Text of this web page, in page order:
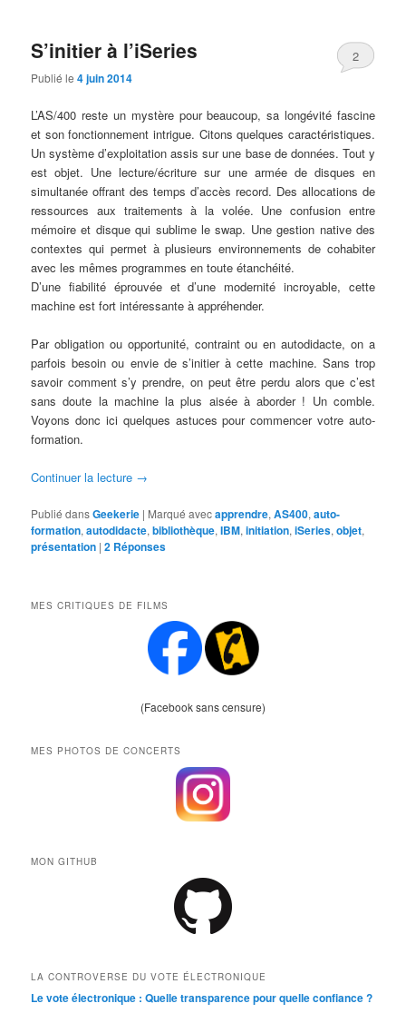
S’initier à l’iSeries
Publié le4 juin 2014
2
L’AS/400 reste un mystère pour beaucoup, sa longévité fascine
et son fonctionnement intrigue. Citons quelques caractéristiques.
Un système d’exploitation assis sur une base de données. Tout y
est objet. Une lecture/écriture sur une armée de disques en
simultanée offrant des temps d’accès record. Des allocations de
ressources aux traitements à la volée. Une confusion entre
mémoire et disque qui sublime le swap. Une gestion native des
contextes qui permet à plusieurs environnements de cohabiter
avec les mêmes programmes en toute étanchéité.
D’une fiabilité éprouvée et d’une modernité incroyable, cette
machine est fort intéressante à appréhender.
Par obligation ou opportunité, contraint ou en autodidacte, on a
parfois besoin ou envie de s’initier à cette machine. Sans trop
savoir comment s’y prendre, on peut être perdu alors que c’est
sans doute la machine la plus aisée à aborder ! Un comble.
Voyons donc ici quelques astuces pour commencer votre auto-
formation.
Continuer la lecture →
Publié dansGeekerie | Marqué avecapprendre,AS400,auto-
formation,autodidacte,bibliothèque,IBM,initiation,iSeries,objet,
présentation |2 Réponses
MES CRITIQUES DE FILMS
(Facebook sans censure)
MES PHOTOS DE CONCERTS
MON GITHUB
LA CONTROVERSE DU VOTE ÉLECTRONIQUE
Le vote électronique : Quelle transparence pour quelle confiance ?